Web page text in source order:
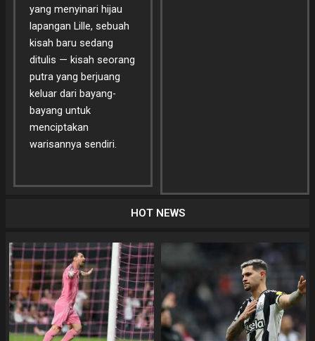
yang menyinari hijau
lapangan Lille, sebuah
kisah baru sedang
ditulis — kisah seorang
putra yang berjuang
keluar dari bayang-
bayang untuk
menciptakan
warisannya sendiri.
HOT NEWS